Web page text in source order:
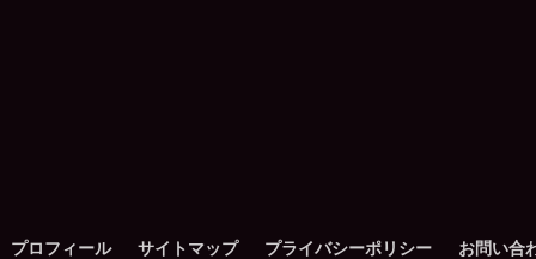
プロフィール サイトマップ プライバシーポリシー お問い合